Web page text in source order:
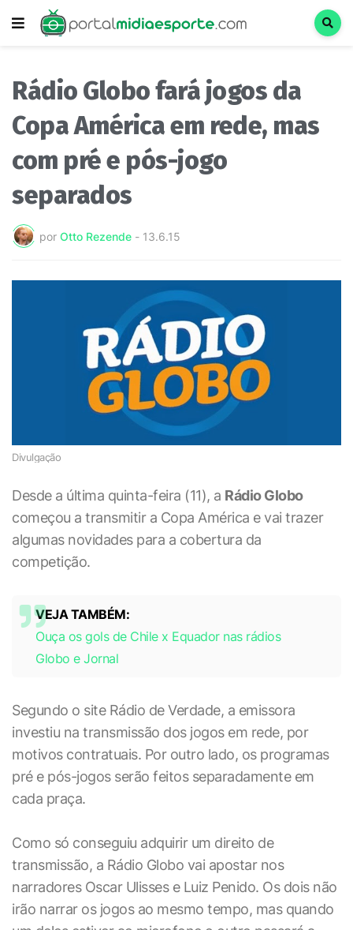
Rádio Globo fará jogos da
Copa América em rede, mas
com pré e pós-jogo
separados
por Otto Rezende - 13.6.15
Divulgação
Desde a última quinta-feira (11), a Rádio Globo
começou a transmitir a Copa América e vai trazer
algumas novidades para a cobertura da
competição.
VEJA TAMBÉM:
Ouça os gols de Chile x Equador nas rádios
Globo e Jornal
Segundo o site Rádio de Verdade, a emissora
investiu na transmissão dos jogos em rede, por
motivos contratuais. Por outro lado, os programas
pré e pós-jogos serão feitos separadamente em
cada praça.
Como só conseguiu adquirir um direito de
transmissão, a Rádio Globo vai apostar nos
narradores Oscar Ulisses e Luiz Penido. Os dois não
irão narrar os jogos ao mesmo tempo, mas quando